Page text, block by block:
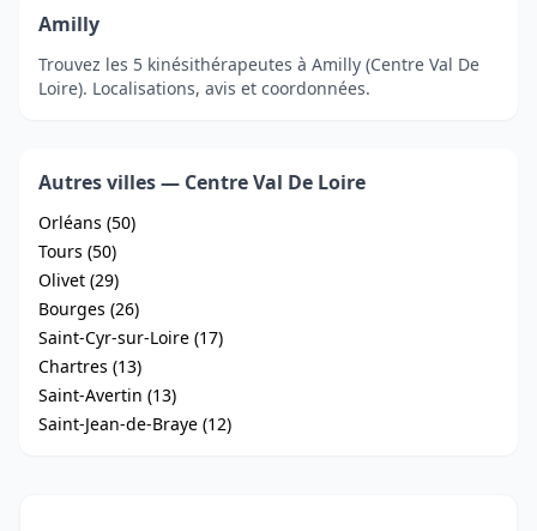
Amilly
Trouvez les 5 kinésithérapeutes à Amilly (Centre Val De
Loire). Localisations, avis et coordonnées.
Autres villes — Centre Val De Loire
Orléans (50)
Tours (50)
Olivet (29)
Bourges (26)
Saint-Cyr-sur-Loire (17)
Chartres (13)
Saint-Avertin (13)
Saint-Jean-de-Braye (12)